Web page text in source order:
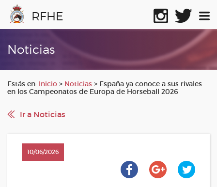
RFHE
Noticias
Estás en: Inicio > Noticias > España ya conoce a sus rivales
en los Campeonatos de Europa de Horseball 2026
Ir a Noticias
10/06/2026